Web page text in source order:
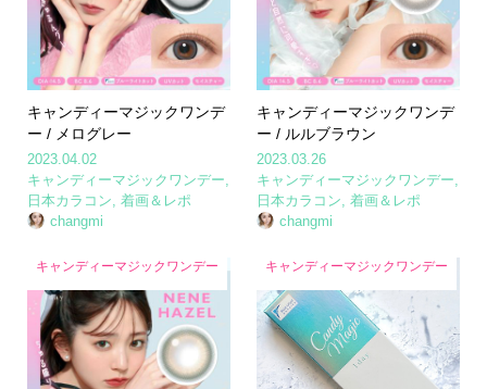
キャンディーマジックワンデ
ー / メログレー
2023.04.02
キャンディーマジックワンデー
日本カラコン 着画＆レポ
changmi
キャンディーマジックワンデ
ー / ルルブラウン
2023.03.26
キャンディーマジックワンデー
日本カラコン ,着画＆レポ
changmi
キャンディーマジックワンデー キャンディーマジックワンデー